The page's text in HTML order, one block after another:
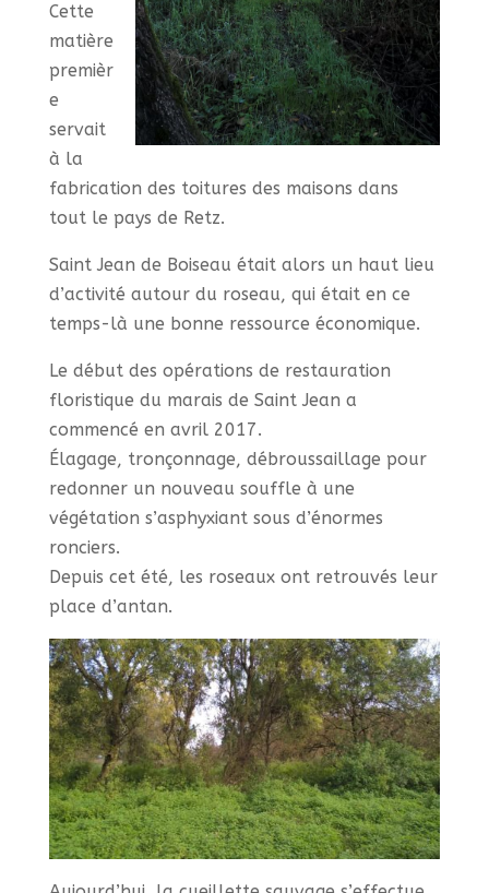
Cette
matière
premièr
e
servait
à la
fabrication des toitures des maisons dans
tout le pays de Retz.
Saint Jean de Boiseau était alors un haut lieu
d’activité autour du roseau, qui était en ce
temps-là une bonne ressource économique.
Le début des opérations de restauration
floristique du marais de Saint Jean a
commencé en avril 2017.
Élagage, tronçonnage, débroussaillage pour
redonner un nouveau souffle à une
végétation s’asphyxiant sous d’énormes
ronciers.
Depuis cet été, les roseaux ont retrouvés leur
place d’antan.